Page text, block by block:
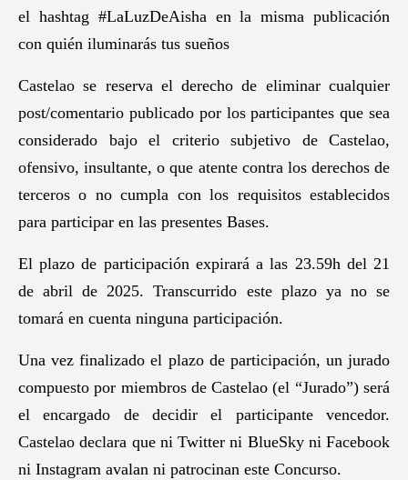
el hashtag #LaLuzDeAisha en la misma publicación
con quién iluminarás tus sueños
Castelao se reserva el derecho de eliminar cualquier
post/comentario publicado por los participantes que sea
considerado bajo el criterio subjetivo de Castelao,
ofensivo, insultante, o que atente contra los derechos de
terceros o no cumpla con los requisitos establecidos
para participar en las presentes Bases.
El plazo de participación expirará a las 23.59h del 21
de abril de 2025. Transcurrido este plazo ya no se
tomará en cuenta ninguna participación.
Una vez finalizado el plazo de participación, un jurado
compuesto por miembros de Castelao (el “Jurado”) será
el encargado de decidir el participante vencedor.
Castelao declara que ni Twitter ni BlueSky ni Facebook
ni Instagram avalan ni patrocinan este Concurso.